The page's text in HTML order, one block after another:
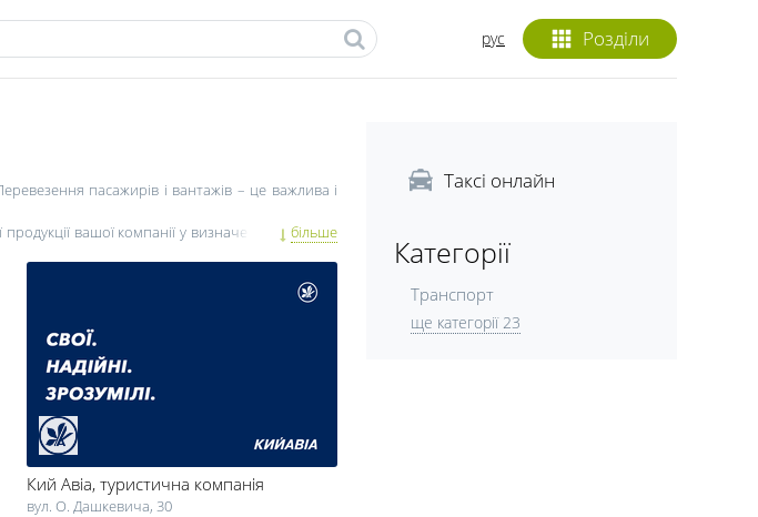
Розділи
рус
пасажирів і вантажів – це важлива і
вашої компанії у визначені терміни? У
будь-який куточок земної кулі. Автомобільні,
в цьому розділі.
перевезень, вартість вантажоперевезень в
сайті in.ck.ua.
більше
Кий Авіа, туристична компанія
вул. О. Дашкевича, 30
Таксі онлайн
Категорії
Транспорт
ще категорії 23